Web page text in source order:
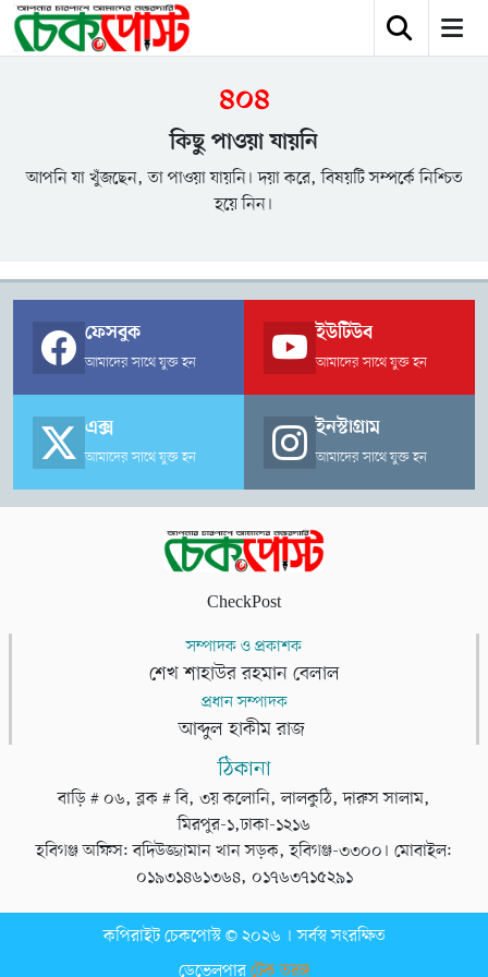
৪০৪
কিছু পাওয়া যায়নি
আপনি যা খুঁজছেন, তা পাওয়া যায়নি। দয়া করে, বিষয়টি সম্পর্কে নিশ্চিত
হয়ে নিন।
ফেসবুক
আমাদের সাথে যুক্ত হন
ইউটিউব
আমাদের সাথে যুক্ত হন
এক্স
আমাদের সাথে যুক্ত হন
ইনস্টাগ্রাম
আমাদের সাথে যুক্ত হন
CheckPost
সম্পাদক ও প্রকাশক
শেখ শাহাউর রহমান বেলাল
প্রধান সম্পাদক
আব্দুল হাকীম রাজ
ঠিকানা
বাড়ি # ০৬, ব্লক # বি, ৩য় কলোনি, লালকুঠি, দারুস সালাম,
মিরপুর-১,ঢাকা-১২১৬
হবিগঞ্জ অফিস: বদিউজ্জামান খান সড়ক, হবিগঞ্জ-৩৩০০। মোবাইল:
০১৯৩১৪৬১৩৬৪, ০১৭৬৩৭১৫২৯১
কপিরাইট চেকপোস্ট © ২০২৬ । সর্বস্ব সংরক্ষিত
ডেভেলপারটেক তরঙ্গ